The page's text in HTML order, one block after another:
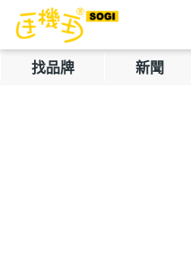
找品牌 新聞